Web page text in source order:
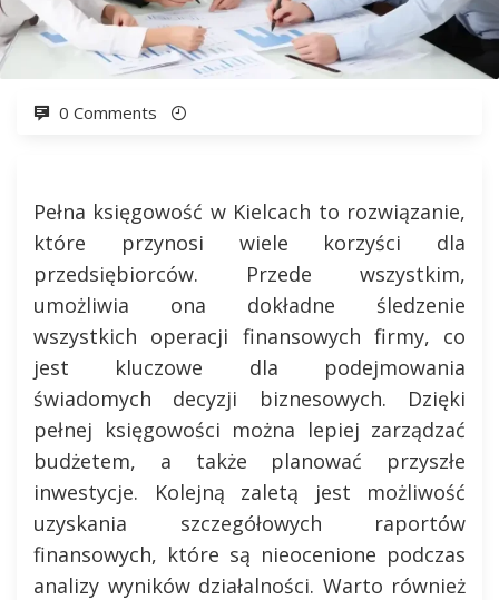
0 Comments
Pełna księgowość w Kielcach to rozwiązanie,
które przynosi wiele korzyści dla
przedsiębiorców. Przede wszystkim,
umożliwia ona dokładne śledzenie
wszystkich operacji finansowych firmy, co
jest kluczowe dla podejmowania
świadomych decyzji biznesowych. Dzięki
pełnej księgowości można lepiej zarządzać
budżetem, a także planować przyszłe
inwestycje. Kolejną zaletą jest możliwość
uzyskania szczegółowych raportów
finansowych, które są nieocenione podczas
analizy wyników działalności. Warto również